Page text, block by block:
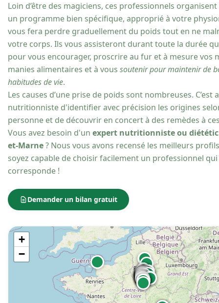
Loin d’être des magiciens, ces professionnels
un programme bien spécifique, approprié à votre
vous fera perdre graduellement du poids tout en ne
votre corps. Ils vous assisteront durant toute la durée
pour vous encourager, proscrire au fur et à mesure vos
manies alimentaires et à vous soutenir pour maintenir de
habitudes de vie.
Les causes d’une prise de poids sont nombreuses. C’est
nutritionniste d'identifier avec précision les origines
personne et de découvrir en concert à des remèdes à
Vous avez besoin d'un expert nutritionniste ou
et-Marne? Nous vous avons recensé les meilleurs
soyez capable de choisir facilement un professionnel
corresponde !
Demander un bilan gratuit
+
−